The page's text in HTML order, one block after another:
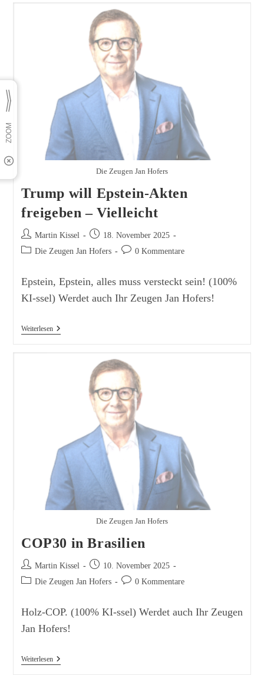
Die Zeugen Jan Hofers
Trump will Epstein-Akten
freigeben – Vielleicht
Beitrags-
Autor:
Martin Kissel
Beitrag
veröffentlicht:
18. November 2025
Beitrags-
Die Zeugen Jan Hofers
Beitrags-0 Kommentare
Epstein, Epstein, alles muss versteckt sein! (100%
KI-ssel) Werdet auch Ihr Zeugen Jan Hofers!
WeiterlesenTrump
Die Zeugen Jan Hofers
COP30 in Brasilien
Beitrags-
Autor:
Martin Kissel
Beitrag
veröffentlicht:
10. November 2025
Beitrags-
Die Zeugen Jan Hofers
Beitrags-0 Kommentare
Holz-COP. (100% KI-ssel) Werdet auch Ihr Zeugen
Jan Hofers!
WeiterlesenCOP30